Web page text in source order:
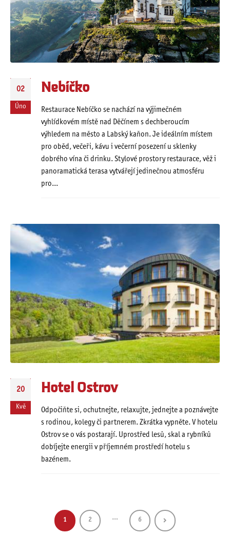
02
Úno
Nebíčko
Restaurace Nebíčko se nachází na výjimečném
vyhlídkovém místě nad Děčínem s dechberoucím
výhledem na město a Labský kaňon. Je ideálním místem
pro oběd, večeři, kávu i večerní posezení u sklenky
dobrého vína či drinku. Stylové prostory restaurace, věž i
panoramatická terasa vytvářejí jedinečnou atmosféru
pro...
20
Kvě
Hotel Ostrov
Odpočiňte si, ochutnejte, relaxujte, jednejte a poznávejte
s rodinou, kolegy či partnerem. Zkrátka vypněte. V hotelu
Ostrov se o vás postarají. Uprostřed lesů, skal a rybníků
dobíjejte energii v příjemném prostředí hotelu s
bazénem.
1 2 … 6